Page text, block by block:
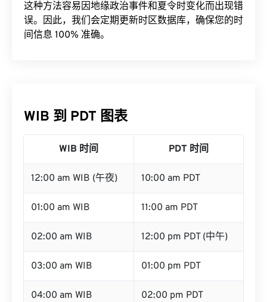
这种方法容易因地缘政治事件和夏令时变化而出现错
误。因此，我们会定期更新时区数据库，确保您的时
间信息 100% 准确。
WIB 到 PDT 图表
WIB 时间 PDT 时间
12:00 am WIB (午夜) 10:00 am PDT
01:00 am WIB 11:00 am PDT
02:00 am WIB 12:00 pm PDT (中午)
03:00 am WIB 01:00 pm PDT
04:00 am WIB 02:00 pm PDT